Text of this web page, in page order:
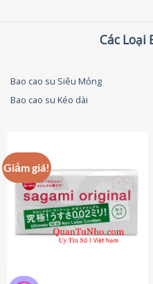
Các Loại
Bao cao su Siêu Mỏng
Bao cao su Kéo dài
Giảm giá!